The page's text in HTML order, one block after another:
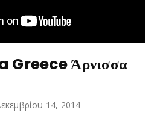
Άρνισσα
14, 2014